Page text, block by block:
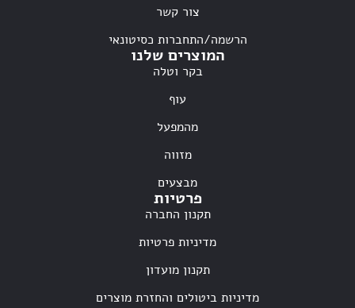
צור קשר
הרשמה/התחברות כסיטונאי
המוצרים שלנו
בקר וטלה
עוף
מהמפעל
מזווה
מבצעים
פרטיות
תקנון החברה
מדיניות פרטיות
תקנון מועדון
מדיניות ביטולים והחזרת מוצרים